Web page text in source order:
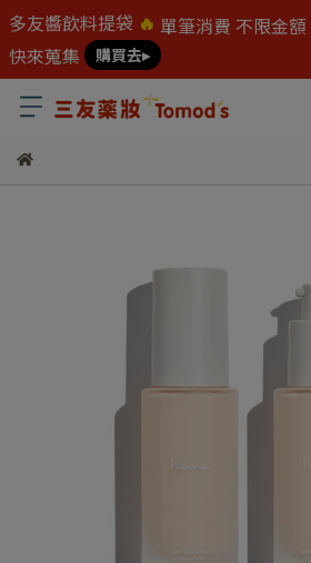
多友醬飲料提袋 🔥 單筆消費 不限金額
快來蒐集
購買去▸